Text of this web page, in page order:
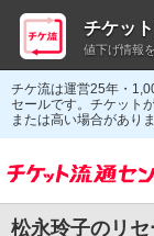
チケ流は運営25年・
セールです。チケット
または高い場合がありま
松永玲子のリ
チケッ
値下げ情報